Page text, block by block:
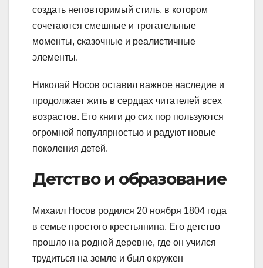
создать неповторимый стиль, в котором
сочетаются смешные и трогательные
моменты, сказочные и реалистичные
элементы.
Николай Носов оставил важное наследие и
продолжает жить в сердцах читателей всех
возрастов. Его книги до сих пор пользуются
огромной популярностью и радуют новые
поколения детей.
Детство и образование
Михаил Носов родился 20 ноября 1804 года
в семье простого крестьянина. Его детство
прошло на родной деревне, где он учился
трудиться на земле и был окружен